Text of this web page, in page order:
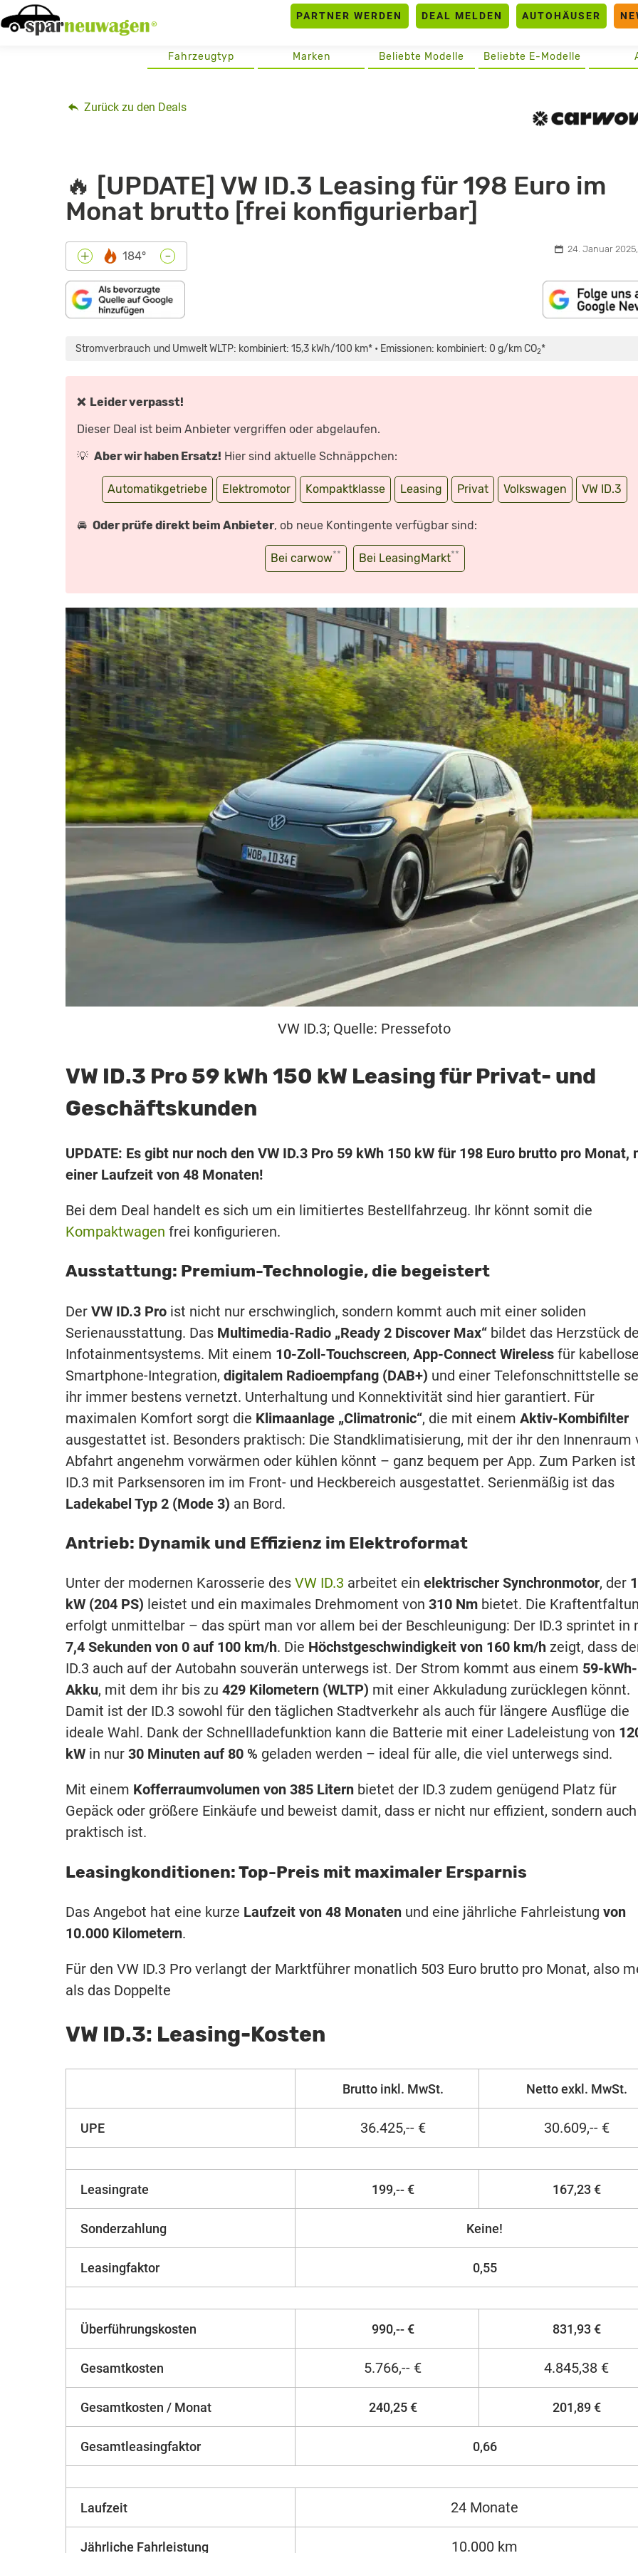
Skip
to
PARTNER WERDEN DEAL MELDEN AUTOHÄUSER
Beliebte E-Modelle
Beliebte Modelle
Marken
Fahrzeugtyp
Zurück zu den Deals
🔥 [UPDATE] VW ID.3 Leasing für 198 Euro im
Monat brutto [frei konfigurierbar]
+ 184° - 24. Januar
Stromverbrauch und Umwelt WLTP: kombiniert: 15,3 kWh/100 km* • Emissionen: kombiniert: 0 g/km CO2*
❌ Leider verpasst!
Dieser Deal ist beim Anbieter vergriffen oder abgelaufen.
💡 Aber wir haben Ersatz! Hier sind aktuelle Schnäppchen:
Automatikgetriebe Elektromotor Kompaktklasse Leasing Privat Volkswagen VW ID.3
🚘 Oder prüfe direkt beim Anbieter, ob neue Kontingente verfügbar sind:
Bei carwow** Bei LeasingMarkt**
VW ID.3; Quelle: Pressefoto
VW ID.3 Pro 59 kWh 150 kW Leasing für Privat- und
Geschäftskunden
UPDATE: Es gibt nur noch den VW ID.3 Pro 59 kWh 150 kW für 198 Euro brutto pro Monat,
einer Laufzeit von 48 Monaten!
Bei dem Deal handelt es sich um ein limitiertes Bestellfahrzeug. Ihr könnt somit die
Kompaktwagen frei konfigurieren.
Ausstattung: Premium-Technologie, die begeistert
Der VW ID.3 Pro ist nicht nur erschwinglich, sondern kommt auch mit einer soliden
Serienausstattung. Das Multimedia-Radio „Ready 2 Discover Max“ bildet das Herzstück
Infotainmentsystems. Mit einem 10-Zoll-Touchscreen, App-Connect Wireless für
Smartphone-Integration, digitalem Radioempfang (DAB+) und einer Telefonschnittstelle
ihr immer bestens vernetzt. Unterhaltung und Konnektivität sind hier garantiert. Für
maximalen Komfort sorgt die Klimaanlage „Climatronic“, die mit einem Aktiv-Kombifilter
ausgestattet ist. Besonders praktisch: Die Standklimatisierung, mit der ihr den Innenraum
Abfahrt angenehm vorwärmen oder kühlen könnt – ganz bequem per App. Zum Parken
ID.3 mit Parksensoren im im Front- und Heckbereich ausgestattet. Serienmäßig ist das
Ladekabel Typ 2 (Mode 3) an Bord.
Antrieb: Dynamik und Effizienz im Elektroformat
Unter der modernen Karosserie des VW ID.3 arbeitet ein elektrischer Synchronmotor, der
kW (204 PS) leistet und ein maximales Drehmoment von 310 Nm bietet. Die
erfolgt unmittelbar – das spürt man vor allem bei der Beschleunigung: Der ID.3 sprintet in
7,4 Sekunden von 0 auf 100 km/h. Die Höchstgeschwindigkeit von 160 km/h zeigt, dass
ID.3 auch auf der Autobahn souverän unterwegs ist. Der Strom kommt aus einem 59-kWh-
Akku, mit dem ihr bis zu 429 Kilometern (WLTP) mit einer Akkuladung zurücklegen könnt.
Damit ist der ID.3 sowohl für den täglichen Stadtverkehr als auch für längere Ausflüge die
ideale Wahl. Dank der Schnellladefunktion kann die Batterie mit einer Ladeleistung von
kW in nur 30 Minuten auf 80 % geladen werden – ideal für alle, die viel unterwegs sind.
Mit einem Kofferraumvolumen von 385 Litern bietet der ID.3 zudem genügend Platz für
Gepäck oder größere Einkäufe und beweist damit, dass er nicht nur effizient, sondern auch
praktisch ist.
Leasingkonditionen: Top-Preis mit maximaler Ersparnis
Das Angebot hat eine kurze Laufzeit von 48 Monaten und eine jährliche Fahrleistung von
10.000 Kilometern.
Für den VW ID.3 Pro verlangt der Marktführer monatlich 503 Euro brutto pro Monat, also
als das Doppelte
VW ID.3: Leasing-Kosten
Brutto inkl. MwSt. Netto exkl. MwSt.
UPE 36.425,-- € 30.609,-- €
Leasingrate 199,-- € 167,23 €
Sonderzahlung Keine!
Leasingfaktor 0,55
Überführungskosten 990,-- € 831,93 €
Gesamtkosten 5.766,-- € 4.845,38 €
Gesamtkosten / Monat 240,25 € 201,89 €
Gesamtleasingfaktor 0,66
Laufzeit 24 Monate
Jährliche Fahrleistung 10.000 km
(FACELIFT
2023):
ABER
NOCH
MIT
ALEX
ANZEIGEN